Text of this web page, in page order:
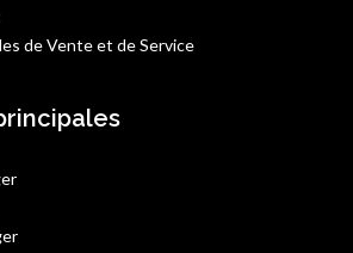
de Vente et de Service